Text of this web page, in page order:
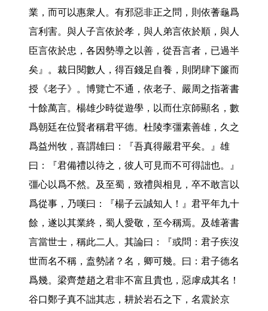
業，而可以惠衆人。有邪惡非正之問，則依蓍龜爲
言利害。與人子言依於孝，與人弟言依於順，與人
臣言依於忠，各因勢導之以善，從吾言者，已過半
矣』。裁日閱數人，得百錢足自養，則閉肆下簾而
授《老子》。博覽亡不通，依老子、嚴周之指著書
十餘萬言。楊雄少時從遊學，以而仕京師顯名，數
爲朝廷在位賢者稱君平德。杜陵李彊素善雄，久之
爲益州牧，喜謂雄曰：『吾真得嚴君平矣。』雄
曰：『君備禮以待之，彼人可見而不可得詘也。』
彊心以爲不然。及至蜀，致禮與相見，卒不敢言以
爲從事，乃嘆曰：『楊子云誠知人！』君平年九十
餘，遂以其業終，蜀人愛敬，至今稱焉。及雄著書
言當世士，稱此二人。其論曰：『或問：君子疾沒
世而名不稱，盍勢諸？名，卿可幾。曰：君子德名
爲幾。梁齊楚趙之君非不富且貴也，惡虖成其名！
谷口鄭子真不詘其志，耕於岩石之下，名震於京